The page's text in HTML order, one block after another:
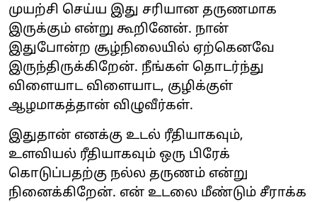
முயற்சி செய்ய இது சரியான தருணமாக
இருக்கும் என்று கூறினேன். நான்
இதுபோன்ற சூழ்நிலையில் ஏற்கெனவே
இருந்திருக்கிறேன். நீங்கள் தொடர்ந்து
விளையாட விளையாட, குழிக்குள்
ஆழமாகத்தான் விழுவீர்கள்.
இதுதான் எனக்கு உடல் ரீதியாகவும்,
உளவியல் ரீதியாகவும் ஒரு பிரேக்
கொடுப்பதற்கு நல்ல தருணம் என்று
நினைக்கிறேன். என் உடலை மீண்டும் சீராக்க